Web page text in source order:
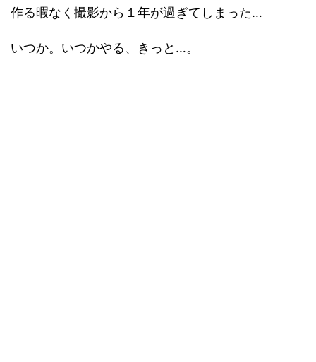
作る暇なく撮影から１年が過ぎてしまった…
いつか。いつかやる、きっと…。